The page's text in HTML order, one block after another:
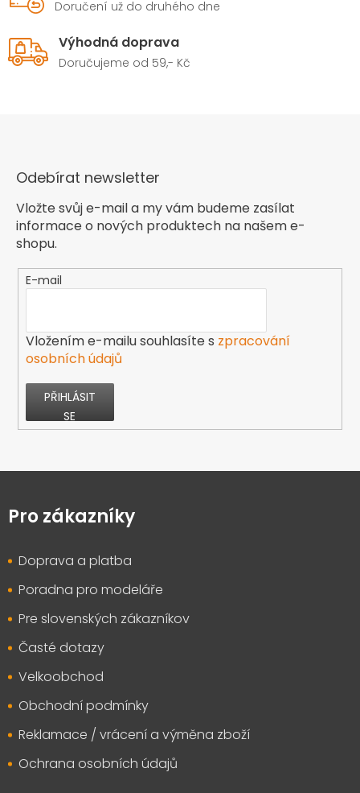
Doručení už do druhého dne
Výhodná doprava
Doručujeme od 59,- Kč
Odebírat newsletter
Vložte svůj e-mail a my vám budeme zasílat
informace o nových produktech na našem e-
shopu.
E-mail
Vložením e-mailu souhlasíte s zpracování
osobních údajů
PŘIHLÁSIT
SE
pPro zákazníky
Doprava a platba
Poradna pro modeláře
Pre slovenských zákazníkov
Časté dotazy
Velkoobchod
Obchodní podmínky
Reklamace / vrácení a výměna zboží
Ochrana osobních údajů